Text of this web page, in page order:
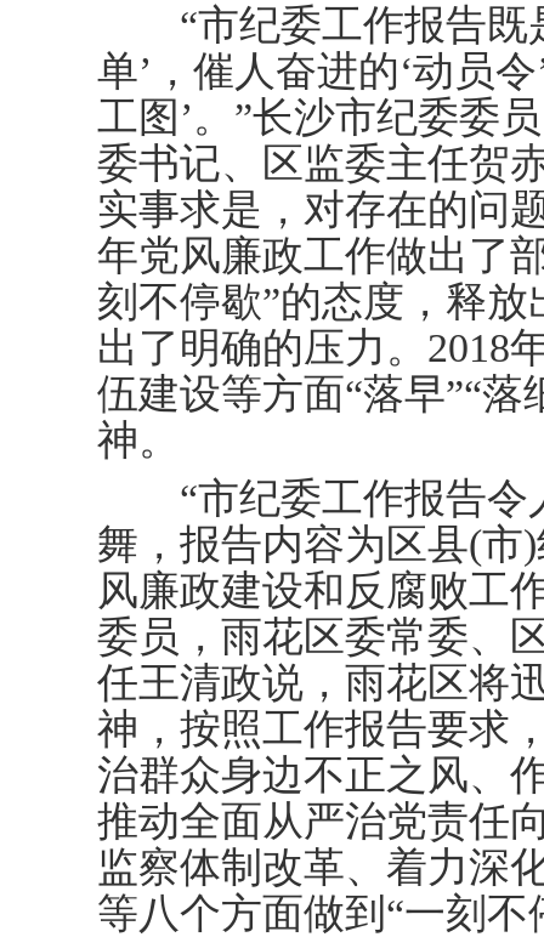
“市纪委工作报告既
单’，催人奋进的‘动员
工图’。”长沙市纪委委
委书记、区监委主任贺
实事求是，对存在的问
年党风廉政工作做出了
刻不停歇”的态度，释
出了明确的压力。2018
伍建设等方面“落早”“落
神。
“市纪委工作报告令
舞，报告内容为区县(市
风廉政建设和反腐败工
委员，雨花区委常委、
任王清政说，雨花区将
神，按照工作报告要求
治群众身边不正之风、
推动全面从严治党责任
监察体制改革、着力深
等八个方面做到“一刻不